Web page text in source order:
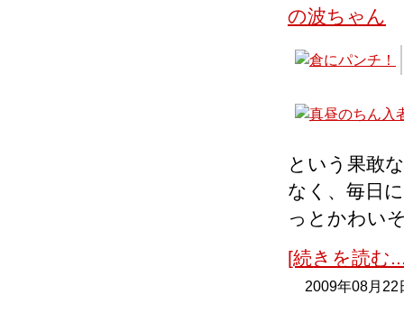
という果敢
なく、毎日
っとかわい
[続きを読む
2009年08月